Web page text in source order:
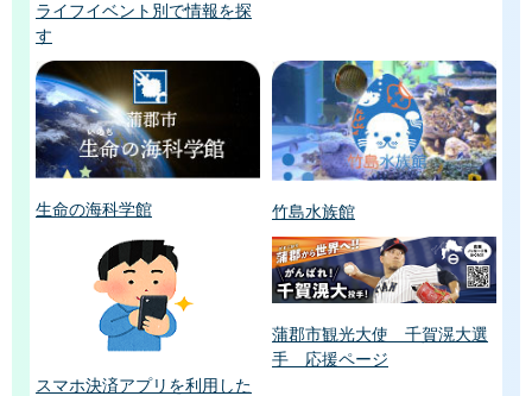
ライフイベント別で情報を探
す
生命の海科学館 竹島水族館
スマホ決済アプリを利用した
蒲郡市観光大使 千賀滉大選
手 応援ページ